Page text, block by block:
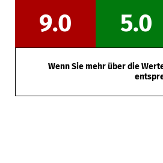
9.0 5.0
Wenn Sie mehr über die